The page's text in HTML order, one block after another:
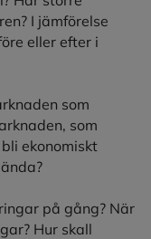
I jämförelse
eller efter i
som
som
ekonomiskt
på gång? När
Hur skall